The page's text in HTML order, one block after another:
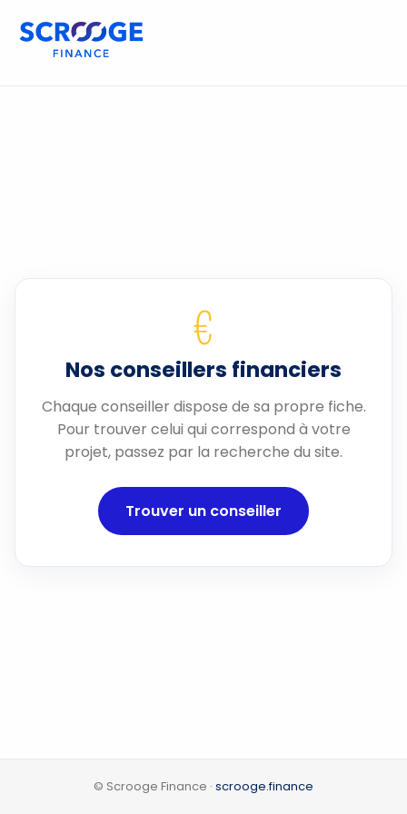
€
Nos conseillers financiers
Chaque conseiller dispose de sa propre fiche.
Pour trouver celui qui correspond à votre
projet, passez par la recherche du site.
Trouver un conseiller
© Scrooge Finance · scrooge.finance